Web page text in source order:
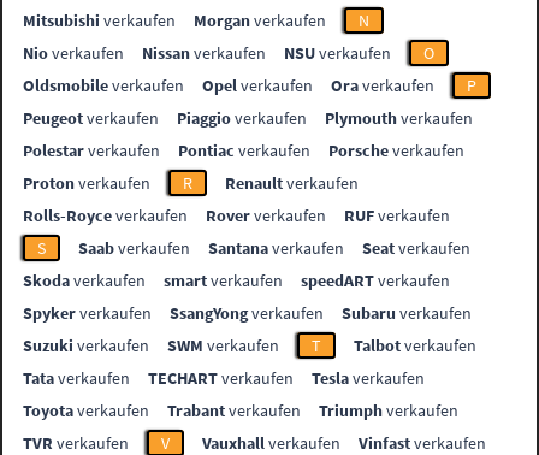
Mitsubishi verkaufen Morganverkaufen
N
Nioverkaufen Nissanverkaufen NSUverkaufen
O
Oldsmobileverkaufen Opelverkaufen Oraverkaufen
P
Peugeotverkaufen Piaggioverkaufen Plymouthverkaufen
Polestarverkaufen Pontiac verkaufen Porscheverkaufen
Protonverkaufen R Renaultverkaufen
Rolls-Royceverkaufen Roververkaufen RUFverkaufen
S
Saabverkaufen Santanaverkaufen Seatverkaufen
Skodaverkaufen smartverkaufen speedARTverkaufen
Spykerverkaufen SsangYongverkaufen Subaru verkaufen
Suzuki verkaufen SWM verkaufen T Talbotverkaufen
Tataverkaufen TECHARTverkaufen Teslaverkaufen
Toyotaverkaufen Trabantverkaufen Triumphverkaufen
TVR verkaufen V Vauxhallverkaufen Vinfastverkaufen